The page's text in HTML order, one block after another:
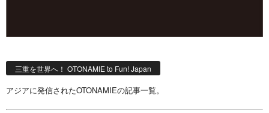
三重を世界へ！ OTONAMIE to Fun! Japan
アジアに発信されたOTONAMIEの記事一覧。